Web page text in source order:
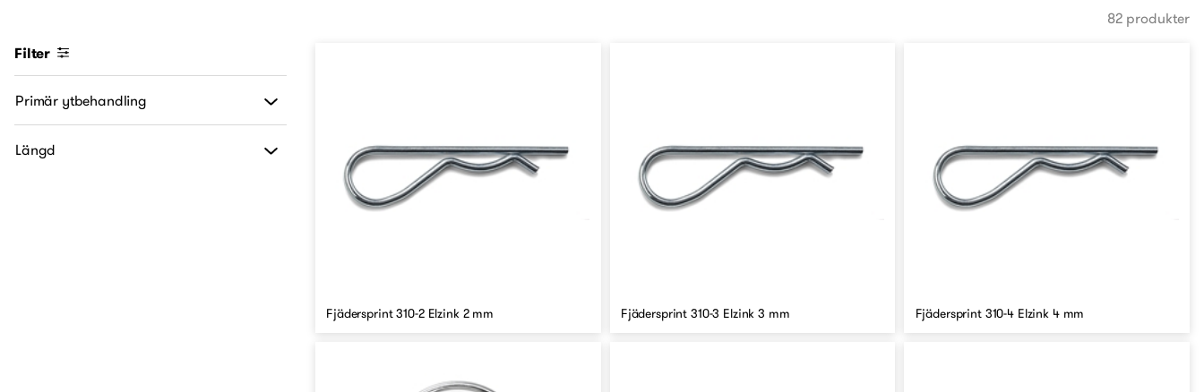
82 produkter
Filter
Primär ytbehandling
Längd
Fjädersprint 310-2 Elzink 2 mm Fjädersprint 310-3 Elzink 3 mm Fjädersprint 310-4 Elzink 4 mm